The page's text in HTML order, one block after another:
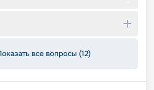
все вопросы (12)